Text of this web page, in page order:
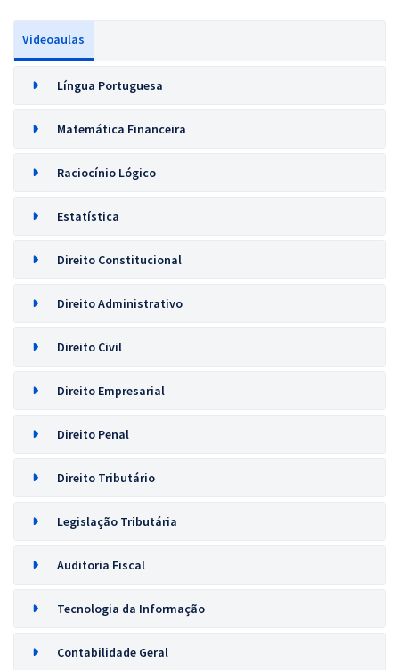
Videoaulas
Língua Portuguesa
Matemática Financeira
Raciocínio Lógico
Estatística
Direito Constitucional
Direito Administrativo
Direito Civil
Direito Empresarial
Direito Penal
Direito Tributário
Legislação Tributária
Auditoria Fiscal
Tecnologia da Informação
Contabilidade Geral